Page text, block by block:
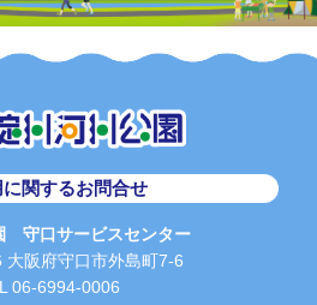
に関するお問合せ
守口サービスセンター
大阪府守口市外島町7-6
06-6994-0006